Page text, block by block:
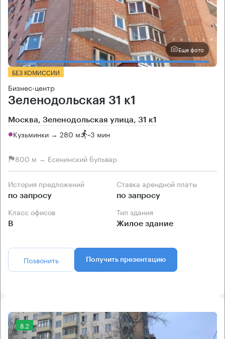
Еще фото
БЕЗ КОМИССИИ
Бизнес-центр
Зеленодольская 31 к1
Москва, Зеленодольская улица, 31 к1
Кузьминки → 280 м ~3 мин
800 м → Есенинский бульвар
История предложений
по запросу
Ставка арендной платы
по запросу
Класс офисов
B
Тип здания
Жилое здание
Позвонить Получить презентацию
8.2